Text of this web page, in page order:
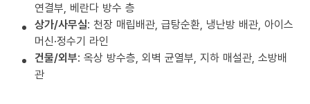
연결부, 베란다 방수 층
상가/사무실: 천장 매립배관, 급탕순환, 냉난방 배관, 아이스
머신·정수기 라인
건물/외부: 옥상 방수층, 외벽 균열부, 지하 매설관, 소방배
관